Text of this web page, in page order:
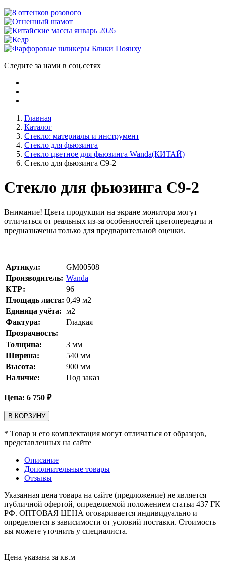
Следите за нами в соц.сетях
Главная
Каталог
Стекло: материалы и инструмент
Стекло для фьюзинга
Стекло цветное для фьюзинга Wanda(КИТАЙ)
Стекло для фьюзинга C9-2
Стекло для фьюзинга C9-2
Внимание! Цвета продукции на экране монитора могут
отличаться от реальных из-за особенностей цветопередачи и
предназначены только для предварительной оценки.
Артикул:
GM00508
Производитель: Wanda
КТР:
96
Площадь листа: 0,49 м2
Единица учёта: м2
Фактура:
Гладкая
Прозрачность:
Толщина:
3 мм
Ширина:
540 мм
Высота:
900 мм
Наличие:
Под заказ
Цена: 6 750 ₽
В КОРЗИНУ
* Товар и его комплектация могут отличаться от образцов,
представленных на сайте
Описание
Дополнительные товары
Отзывы
Указанная цена товара на сайте (предложение) не является
публичной офертой, определяемой положением статьи 437 ГК
РФ. ОПТОВАЯ ЦЕНА оговаривается индивидуально и
определяется в зависимости от условий поставки. Стоимость
вы можете уточнить у специалиста.
Цена указана за кв.м